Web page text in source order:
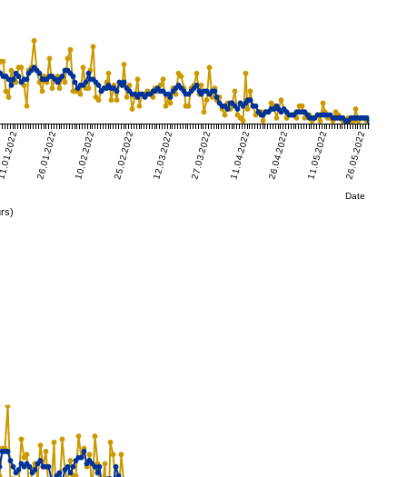
Date
26.01.2022 10.02.2022 25.02.2022 12.03.2022 27.03.2022 11.04.2022 26.04.2022 11.05.2022 26.05.2022